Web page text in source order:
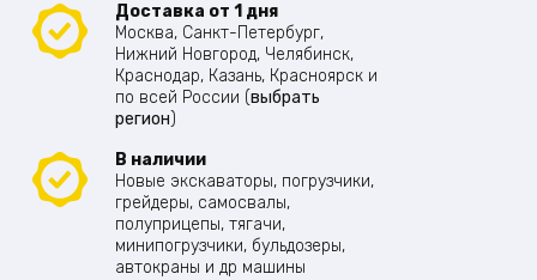
Доставка от 1 дня
Москва, Санкт-Петербург,
Нижний Новгород, Челябинск,
Краснодар, Казань, Красноярск и
по всей России (выбрать
регион)
В наличии
Новые экскаваторы, погрузчики,
грейдеры, самосвалы,
полуприцепы, тягачи,
минипогрузчики, бульдозеры,
автокраны и др машины